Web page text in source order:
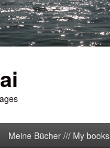
Meine Bücher /// My books